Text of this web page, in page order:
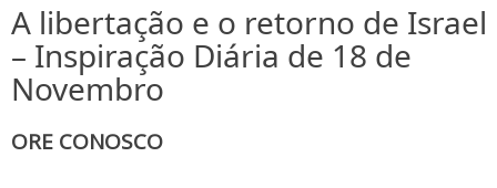
A libertação e o retorno de Israel
– Inspiração Diária de 18 de
Novembro
ORE CONOSCO